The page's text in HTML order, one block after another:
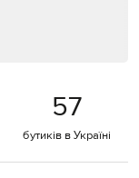
57
бутиків в Україні